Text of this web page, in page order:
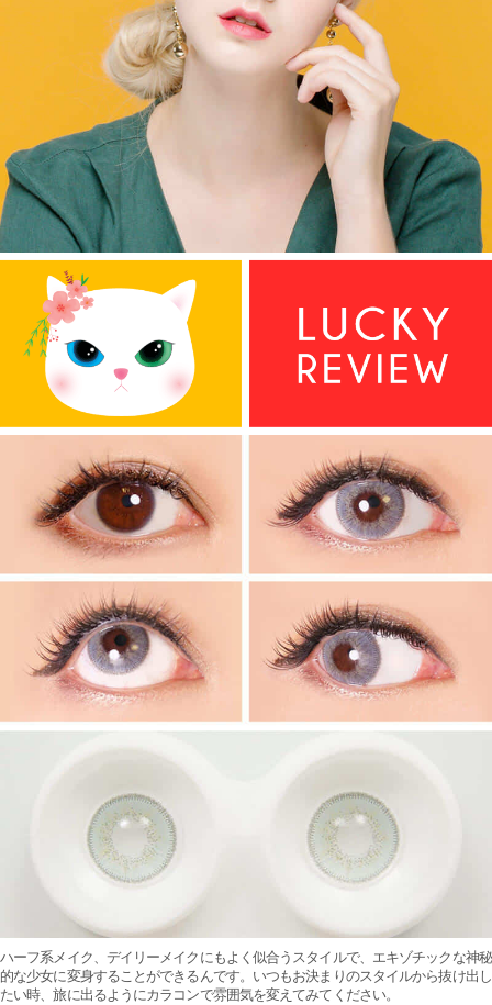
ハーフ系メイク、デイリーメイクにもよく似合うスタイルで、エキゾチックな神秘
的な少女に変身することができるんです。いつもお決まりのスタイルから抜け出し
たい時、旅に出るようにカラコンで雰囲気を変えてみてください。